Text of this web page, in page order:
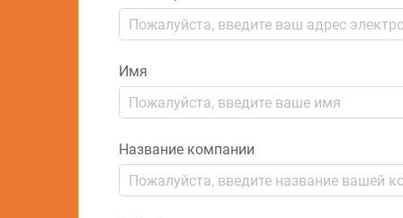
Имя
Название компании